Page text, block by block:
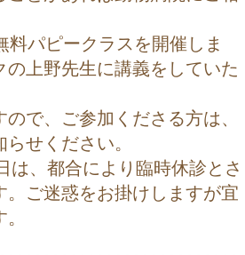
料パピークラスを開催しま
の上野先生に講義をしていた
で、ご参加くださる方は、
せください。
は、都合により臨時休診とさ
。ご迷惑をお掛けしますが宜